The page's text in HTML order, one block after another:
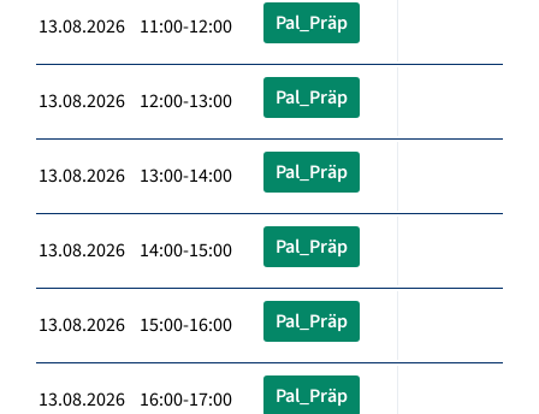
13.08.2026 11:00-12:00 Pal_Präp
13.08.2026 12:00-13:00 Pal_Präp
13.08.2026 13:00-14:00 Pal_Präp
13.08.2026 14:00-15:00 Pal_Präp
13.08.2026 15:00-16:00 Pal_Präp
13.08.2026 16:00-17:00 Pal_Präp